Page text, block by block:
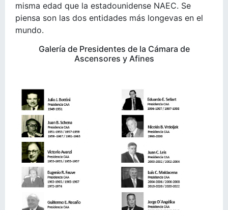
misma edad que la estadounidense NAEC. Se
piensa son las dos entidades más longevas en el
mundo.
Galería de Presidentes de la Cámara de
Ascensores y Afines